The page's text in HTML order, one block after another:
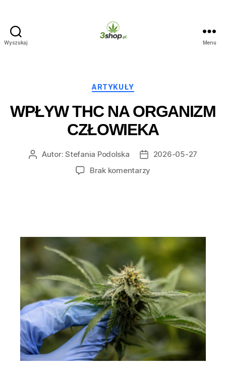
Wyszukaj Menu
Kategorie
ARTYKUŁY
WPŁYW THC NA ORGANIZM
CZŁOWIEKA
AutorAutor:Stefania Podolska
Data2026-05-27
Brak komentarzy